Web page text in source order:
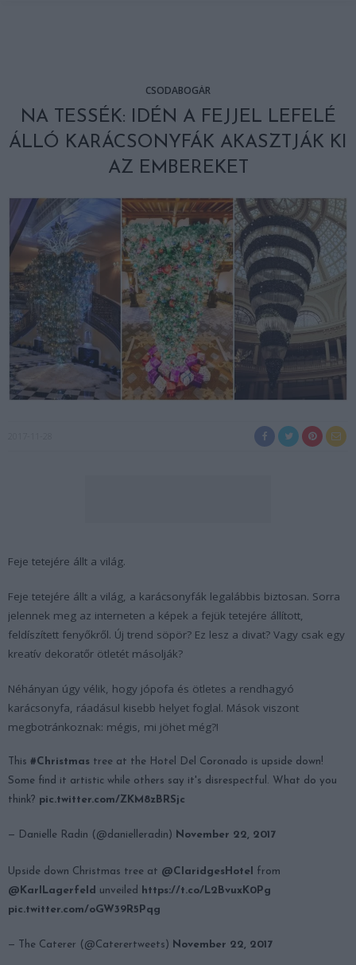
CSODABOGÁR
NA TESSÉK: IDÉN A FEJJEL LEFELÉ
ÁLLÓ KARÁCSONYFÁK AKASZTJÁK KI
AZ EMBEREKET
Feje tetejére állt a világ.
Feje tetejére állt a világ, a karácsonyfák legalábbis biztosan. Sorra
jelennek meg az interneten a képek a fejük tetejére állított,
feldíszített fenyőkről. Új trend söpör? Ez lesz a divat? Vagy csak egy
kreatív dekoratőr ötletét másolják?
Néhányan úgy vélik, hogy jópofa és ötletes a rendhagyó
karácsonyfa, ráadásul kisebb helyet foglal. Mások viszont
megbotránkoznak: mégis, mi jöhet még?!
This #Christmas tree at the Hotel Del Coronado is upside down!
Some find it artistic while others say it's disrespectful. What do you
think? pic.twitter.com/ZKM8zBRSjc
— Danielle Radin (@danielleradin) November 22, 2017
Upside down Christmas tree at @ClaridgesHotel
from
@KarlLagerfeld
unveiled
https://t.co/L2BvuxK0Pg
pic.twitter.com/oGW39R5Pqg
— The Caterer (@Caterertweets) November 22, 2017